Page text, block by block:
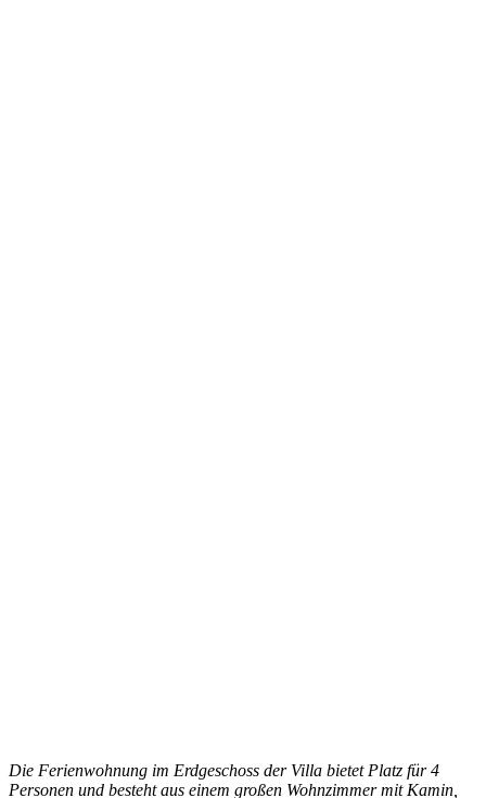
Die Ferienwohnung im Erdgeschoss der Villa bietet Platz für 4
Personen und besteht aus einem großen Wohnzimmer mit Kamin,